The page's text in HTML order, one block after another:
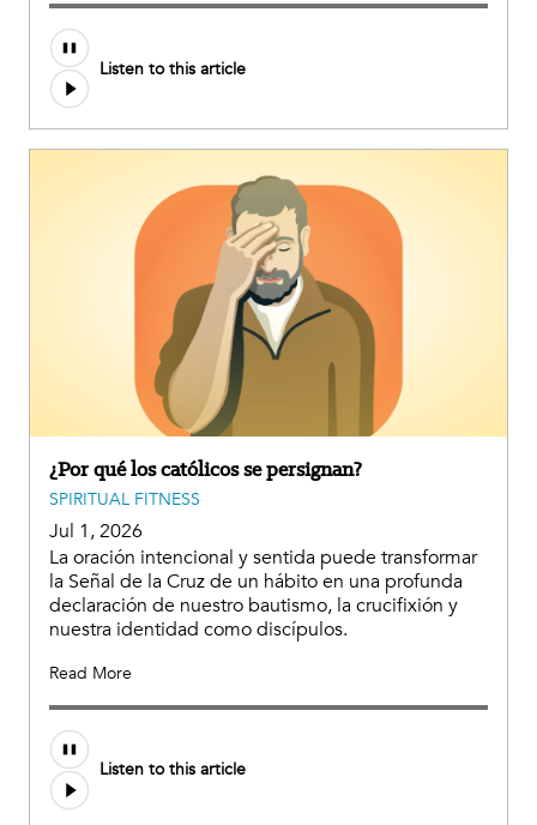
Listen to this article
¿Por qué los católicos se persignan?
SPIRITUAL FITNESS
Jul 1, 2026
La oración intencional y sentida puede transformar
la Señal de la Cruz de un hábito en una profunda
declaración de nuestro bautismo, la crucifixión y
nuestra identidad como discípulos.
Read More
Listen to this article